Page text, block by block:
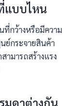
แบบไหน
กว้างหรือมีความ
ย์กระจายสินค้า
ามารถสร้างแรง
ดาต่างกัน